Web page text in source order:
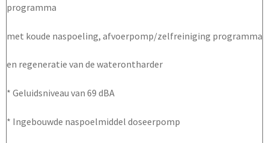
programma
met koude naspoeling, afvoerpomp/zelfreiniging programma
en regeneratie van de waterontharder
* Geluidsniveau van 69 dBA
* Ingebouwde naspoelmiddel doseerpomp